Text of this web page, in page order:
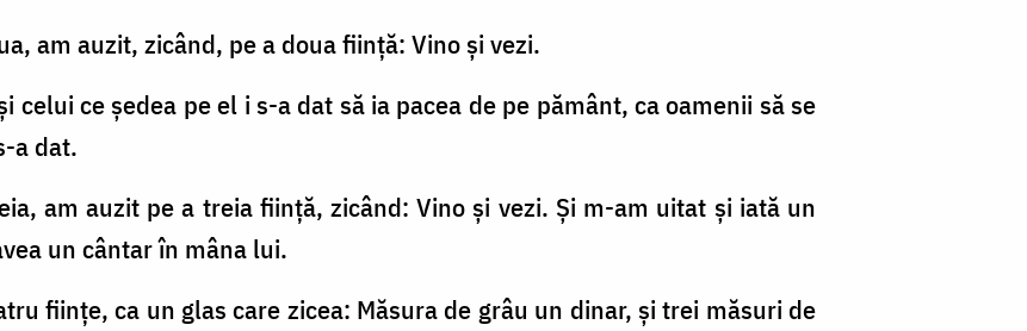
am auzit, zicând, pe a doua fiinţă: Vino şi vezi.
celui ce şedea pe el i s-a dat să ia pacea de pe pământ, ca oamenii să se
a dat.
am auzit pe a treia fiinţă, zicând: Vino şi vezi. Şi m-am uitat şi iată un
un cântar în mâna lui.
fiinţe, ca un glas care zicea: Măsura de grâu un dinar, şi trei măsuri de